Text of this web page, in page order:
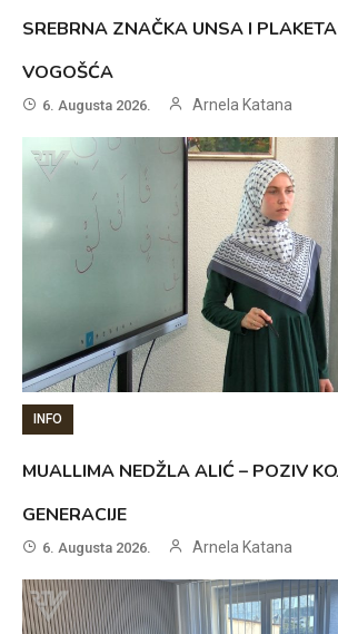
SREBRNA ZNAČKA UNSA I
VOGOŠĆA
6. Augusta 2026. Arnela Katana
INFO
MUALLIMA NEDŽLA ALIĆ – POZIV
GENERACIJE
6. Augusta 2026. Arnela Katana